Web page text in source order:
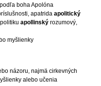
boha Apolóna
apatrida apolitický
apollinský rozumový,
myšlienky
názoru, najmä cirkevných
alebo učenia